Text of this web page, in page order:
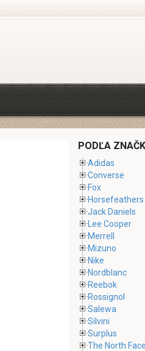
PODĽA
Adidas
Converse
Fox
Horsefeathers
Jack Daniels
Lee Cooper
Merrell
Mizuno
Nike
Nordblanc
Reebok
Rossignol
Salewa
Silvini
Surplus
The North Face